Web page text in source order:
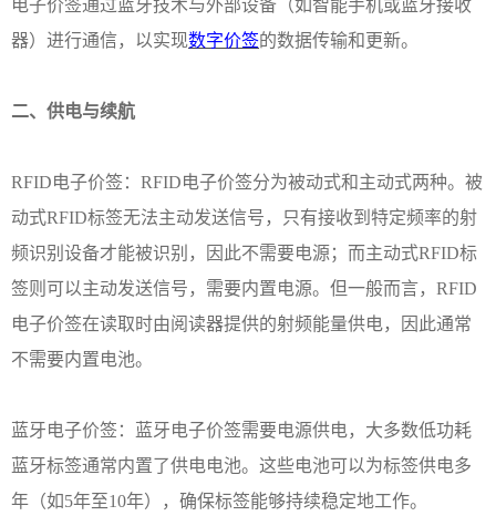
电子价签通过蓝牙技术与外部设备（如智能手机或蓝牙接收
器）进行通信，以实现数字价签的数据传输和更新。
二、 供电与续航
RFID电子价签：RFID电子价签分为被动式和主动式两种。被
动式RFID标签无法主动发送信号，只有接收到特定频率的射
频识别设备才能被识别，因此不需要电源；而主动式RFID标
签则可以主动发送信号，需要内置电源。但一般而言，RFID
电子价签在读取时由阅读器提供的射频能量供电，因此通常
不需要内置电池。
蓝牙电子价签：蓝牙电子价签需要电源供电，大多数低功耗
蓝牙标签通常内置了供电电池。这些电池可以为标签供电多
年（如5年至10年），确保标签能够持续稳定地工作。